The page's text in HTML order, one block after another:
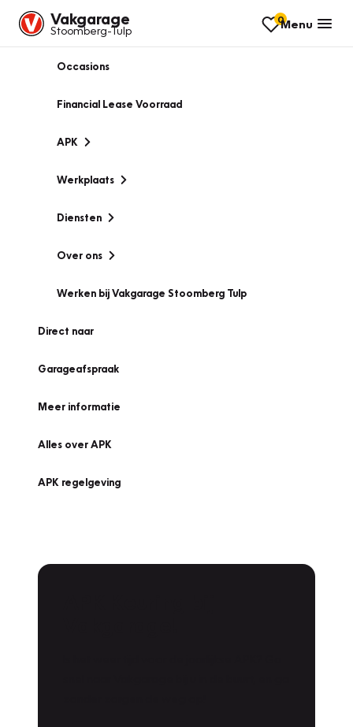
Vakgarage
Stoomberg-Tulp
0Menu
Occasions
Financial Lease Voorraad
APK
Werkplaats
Diensten
Over ons
Werken bij Vakgarage Stoomberg Tulp
Direct naar
Garageafspraak
Meer informatie
Alles over APK
APK regelgeving